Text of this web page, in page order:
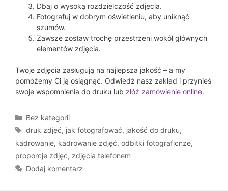
Dbaj o wysoką rozdzielczość zdjęcia.
Fotografuj w dobrym oświetleniu, aby uniknąć
szumów.
Zawsze zostaw trochę przestrzeni wokół głównych
elementów zdjęcia.
Twoje zdjęcia zasługują na najlepsza jakość – a my
pomożemy Ci ją osiągnąć. Odwiedź nasz zakład i przynieś
swoje wspomnienia do druku lub złóż zamówienie online.
Kategorie
Bez kategorii
Tagi
druk zdjęć, jak fotografować, jakość do druku,
kadrowanie, kadrowanie zdjęć, odbitki fotograficnze,
proporcje zdjęć, zdjęcia telefonem
Dodaj komentarz